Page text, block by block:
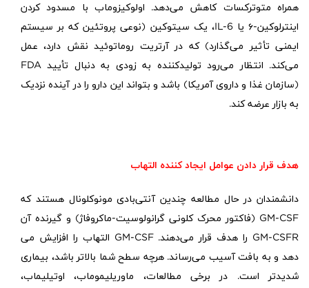
همراه متوترکسات کاهش می‌دهد. اولوکیزوماب با مسدود کردن
اینترلوکین-۶ یا IL-6، یک سیتوکین (نوعی پروتئین که بر سیستم
ایمنی تأثیر می‌گذارد) که در آرتریت روماتوئید نقش دارد، عمل
می‌کند. انتظار می‌رود تولیدکننده به زودی به دنبال تأییدFDA
(سازمان غذا و داروی آمریکا) باشد و بتواند این دارو را در آینده نزدیک
به بازار عرضه کند.
هدف قرار دادن عوامل ایجاد کننده التهاب
دانشمندان در حال مطالعه چندین آنتی‌بادی مونوکلونال هستند که
GM-CSF (فاکتور محرک کلونی گرانولوسیت-ماکروفاژ) و گیرنده آن
GM-CSFR را هدف قرار می‌دهند.GM-CSF التهاب را افزایش می
دهد و به بافت آسیب می‌رساند. هرچه سطح شما بالاتر باشد، بیماری
شدیدتر است. در برخی مطالعات، ماوریلیموماب، اوتیلیماب،